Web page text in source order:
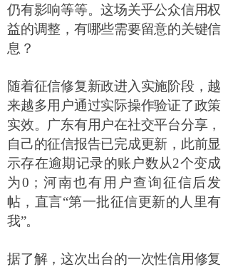
仍有影响等等。这场关乎公众信用权
益的调整，有哪些需要留意的关键信
息？
随着征信修复新政进入实施阶段，越
来越多用户通过实际操作验证了政策
实效。广东有用户在社交平台分享，
自己的征信报告已完成更新，此前显
示存在逾期记录的账户数从2个变成
为0 ；河南也有用户查询征信后发
帖，直言“第一批征信更新的人里有
我”。
据了解，这次出台的一次性信用修复